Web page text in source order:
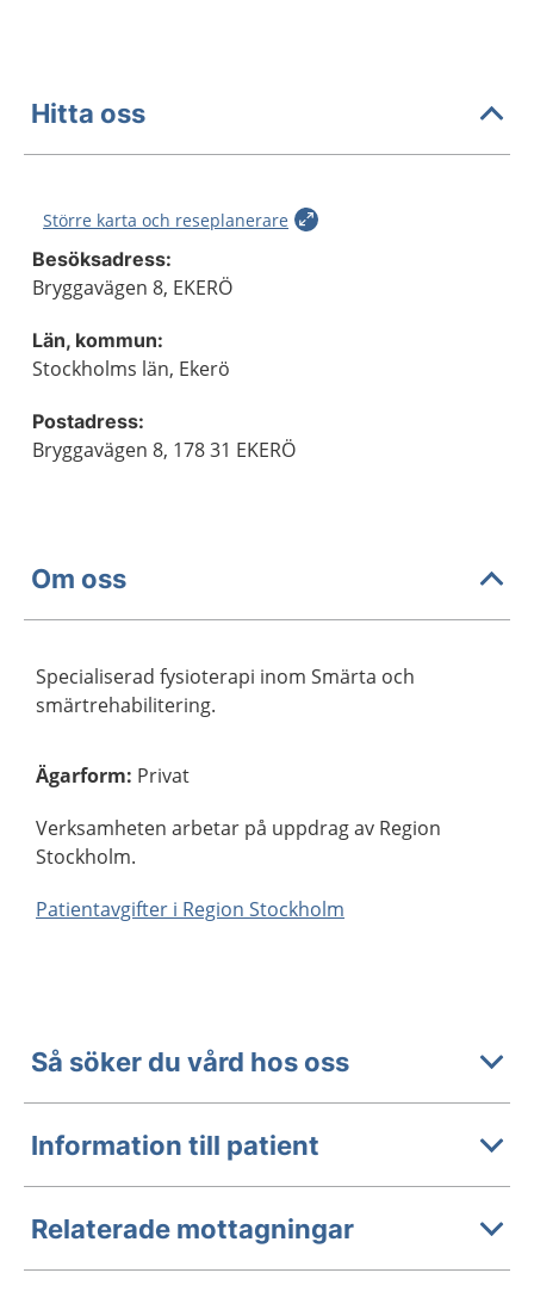
Hitta oss
Större karta och reseplanerare
Besöksadress:
Bryggavägen 8, EKERÖ
Län, kommun:
Stockholms län, Ekerö
Postadress:
Bryggavägen 8, 178 31 EKERÖ
Om oss
Specialiserad fysioterapi inom Smärta och
smärtrehabilitering.
Ägarform: Privat
Verksamheten arbetar på uppdrag av Region
Stockholm.
Patientavgifter i Region Stockholm
Så söker du vård hos oss
Information till patient
Relaterade mottagningar